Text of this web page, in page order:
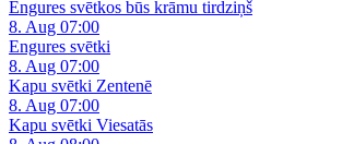
Engures svētkos būs krāmu tirdziņš
8. Aug 07:00
Engures svētki
8. Aug 07:00
Kapu svētki Zentenē
8. Aug 07:00
Kapu svētki Viesatās